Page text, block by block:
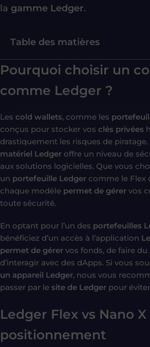
la gamme Ledger.
Table des matières
Pourquoi choisir un
comme Ledger ?
Les cold wallets, comme les
conçus pour stocker vos clés privées
drastiquement les risques de piratage.
matériel Ledger offre un niveau de
aux solutions logicielles. Que vous
un portefeuille Ledger comme le Flex
chaque modèle permet de gérer vos
toute sécurité.
En optant pour l’un des portefeuilles
bénéficiez d’un accès à l’application
permet de gérer vos fonds, de faire
d’interagir avec des dApps. Si vous
un appareil Ledger, nous vous
passer par le site de Ledger pour
Ledger Flex vs Nano
positionnement